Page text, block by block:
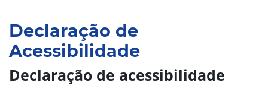
Declaração de
Acessibilidade
Declaração de acessibilidade